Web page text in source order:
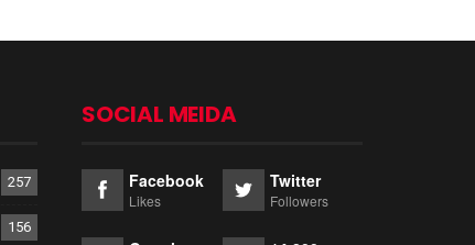
257
156
SOCIAL MEIDA
Facebook
Likes
Twitter
Followers